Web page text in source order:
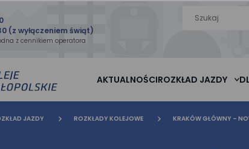
(z wyłączeniem świąt)
z cennikiem operatora
na stronie
AKTUALNOŚCIROZKŁAD JAZDY
JAZDY ROZKŁADY KOLEJOWE KRAKÓW GŁÓWNY –